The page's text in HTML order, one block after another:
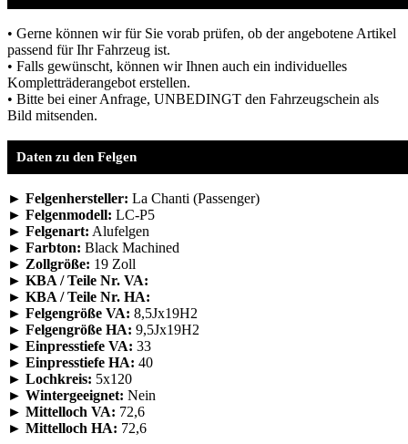
• Gerne können wir für Sie vorab prüfen, ob der angebotene Artikel
passend für Ihr Fahrzeug ist.
• Falls gewünscht, können wir Ihnen auch ein individuelles
Kompletträderangebot erstellen.
• Bitte bei einer Anfrage, UNBEDINGT den Fahrzeugschein als
Bild mitsenden.
Daten zu den Felgen
► Felgenhersteller: La Chanti (Passenger)
► Felgenmodell: LC-P5
► Felgenart: Alufelgen
► Farbton: Black Machined
► Zollgröße: 19 Zoll
► KBA / Teile Nr. VA:
► KBA / Teile Nr. HA:
► Felgengröße VA: 8,5Jx19H2
► Felgengröße HA: 9,5Jx19H2
► Einpresstiefe VA: 33
► Einpresstiefe HA: 40
► Lochkreis: 5x120
► Wintergeeignet: Nein
► Mittelloch VA: 72,6
► Mittelloch HA: 72,6